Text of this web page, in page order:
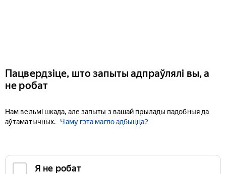
Пацвердзіце, што запыты адпраўлялі вы, а
не робат
Нам вельмі шкада, але запыты з вашай прылады падобныя да
аўтаматычных.
Чаму гэта магло адбыцца?
Я не робат